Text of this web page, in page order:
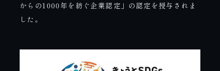
からの1000年を紡ぐ企業認定」の認定を授与されま
した。